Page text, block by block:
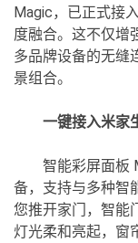
Magic，已正式接
度融合。这不仅增
多品牌设备的无缝
景组合。
一键接入米家
智能彩屏面板
备，支持与多种智
您推开家门，智能
灯光柔和亮起，窗